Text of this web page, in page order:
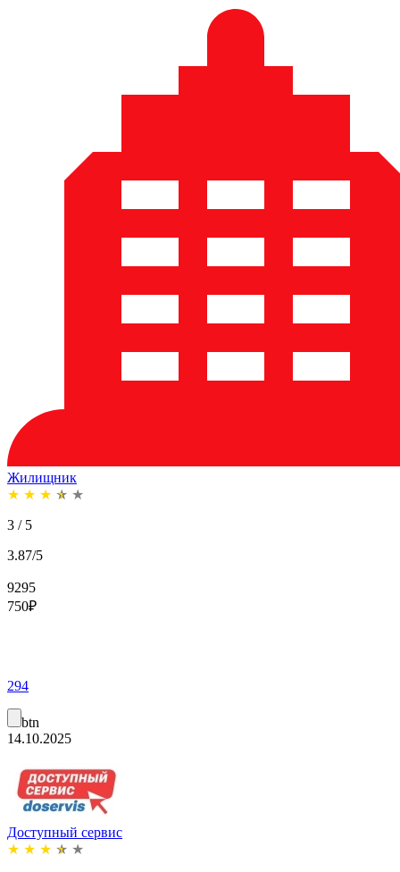
Жилищник
★ ★ ★ ★ ★
3 / 5
3.87/5
9295
750₽
294
btn
14.10.2025
Доступный сервис
★ ★ ★ ★ ★